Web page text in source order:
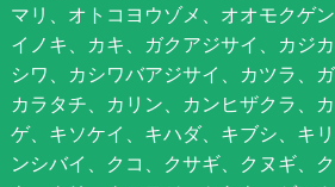
マリ、オトコヨウゾメ、オオモクゲ
イノキ、カキ、ガクアジサイ、カジ
シワ、カシワバアジサイ、カツラ、
カラタチ、カリン、カンヒザクラ、
ゲ、キソケイ、キハダ、キブシ、キ
ンシバイ、クコ、クサギ、クヌギ、